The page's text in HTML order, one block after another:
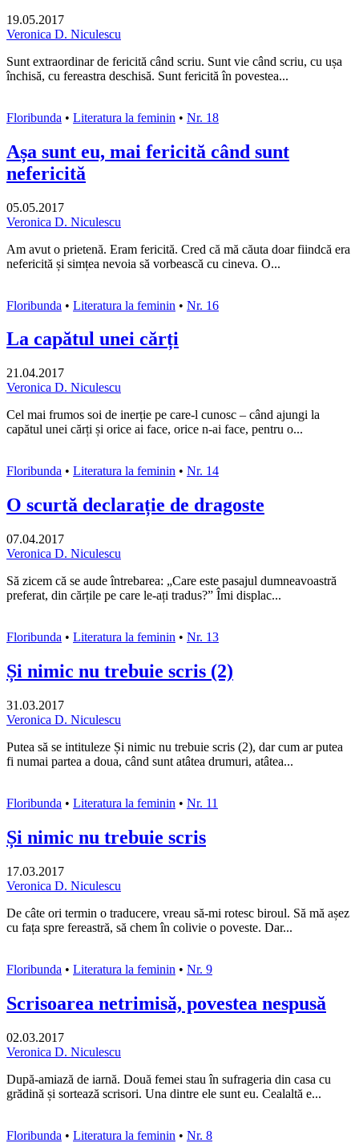
19.05.2017
Veronica D. Niculescu
Sunt extraordinar de fericită când scriu. Sunt vie când scriu, cu ușa
închisă, cu fereastra deschisă. Sunt fericită în povestea...
Floribunda • Literatura la feminin • Nr. 18
Așa sunt eu, mai fericită când sunt
nefericită
05.05.2017
Veronica D. Niculescu
Am avut o prietenă. Eram fericită. Cred că mă căuta doar fiindcă era
nefericită și simțea nevoia să vorbească cu cineva. O...
Floribunda • Literatura la feminin • Nr. 16
La capătul unei cărți
21.04.2017
Veronica D. Niculescu
Cel mai frumos soi de inerție pe care-l cunosc – când ajungi la
capătul unei cărți și orice ai face, orice n-ai face, pentru o...
Floribunda • Literatura la feminin • Nr. 14
O scurtă declarație de dragoste
07.04.2017
Veronica D. Niculescu
Să zicem că se aude întrebarea: „Care este pasajul dumneavoastră
preferat, din cărțile pe care le-ați tradus?” Îmi displac...
Floribunda • Literatura la feminin • Nr. 13
Și nimic nu trebuie scris (2)
31.03.2017
Veronica D. Niculescu
Putea să se intituleze Și nimic nu trebuie scris (2), dar cum ar putea
fi numai partea a doua, când sunt atâtea drumuri, atâtea...
Floribunda • Literatura la feminin • Nr. 11
Și nimic nu trebuie scris
17.03.2017
Veronica D. Niculescu
De câte ori termin o traducere, vreau să-mi rotesc biroul. Să mă așez
cu fața spre fereastră, să chem în colivie o poveste. Dar...
Floribunda • Literatura la feminin • Nr. 9
Scrisoarea netrimisă, povestea nespusă
02.03.2017
Veronica D. Niculescu
După-amiază de iarnă. Două femei stau în sufrageria din casa cu
grădină și sortează scrisori. Una dintre ele sunt eu. Cealaltă e...
Floribunda • Literatura la feminin • Nr. 8